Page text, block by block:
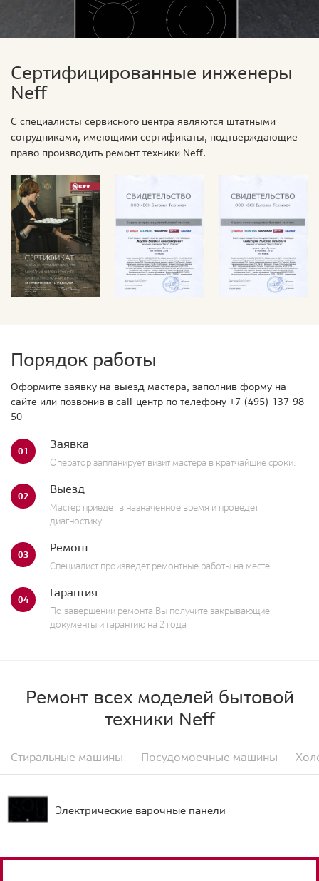
Сертифицированные инженеры
Neff
С специалисты сервисного центра являются штатными
сотрудниками, имеющими сертификаты, подтверждающие
право производить ремонт техники Neff.
Порядок работы
Оформите заявку на выезд мастера, заполнив форму на
сайте или позвонив в call-центр по телефону +7 (495) 137-98-
50
01 Заявка
Оператор запланирует визит мастера в кратчайшие сроки.
02 Выезд
Мастер приедет в назначенное время и проведет
диагностику
03 Ремонт
Специалист произведет ремонтные работы на месте
04 Гарантия
По завершении ремонта Вы получите закрывающие
документы и гарантию на 2 года
Ремонт всех моделей бытовой
техники Neff
Стиральные машины Посудомоечные машины
Электрические варочные панели